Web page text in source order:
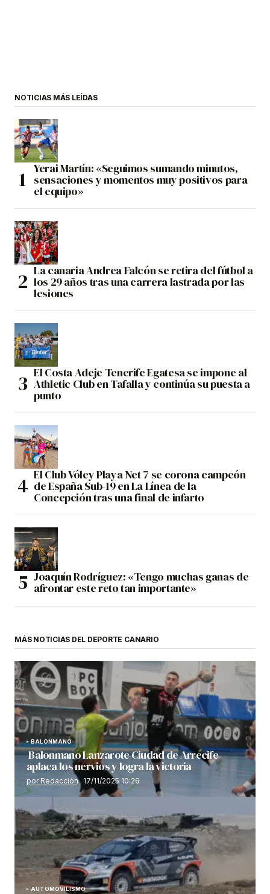
NOTICIAS MÁS LEÍDAS
Yerai Martín: «Seguimos sumando minutos,
sensaciones y momentos muy positivos para
el equipo»
La canaria Andrea Falcón se retira del fútbol a
los 29 años tras una carrera lastrada por las
lesiones
El Costa Adeje Tenerife Egatesa se impone al
Athletic Club en Tafalla y continúa su puesta a
punto
El Club Vóley Playa Net 7 se corona campeón
de España Sub-19 en La Línea de la
Concepción tras una final de infarto
Joaquín Rodríguez: «Tengo muchas ganas de
afrontar este reto tan importante»
MÁS NOTICIAS DEL DEPORTE CANARIO
BALONMANO
Balonmano Lanzarote Ciudad de Arrecife
aplaca los nervios y logra la victoria
por Redacción 17/11/2025 10:26
AUTOMOVILISMO